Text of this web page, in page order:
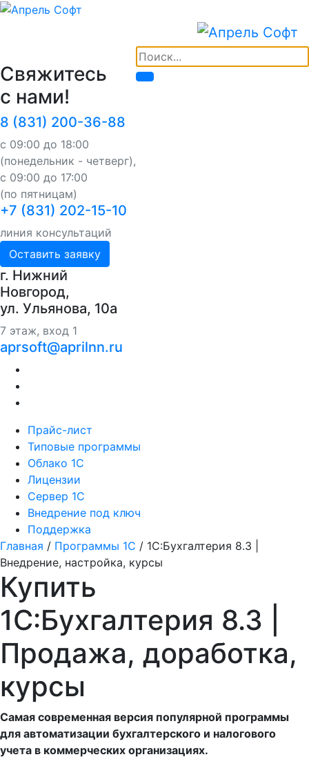
Свяжитесь
с нами!
8 (831) 200-36-88
с 09:00 до 18:00
(понедельник - четверг),
с 09:00 до 17:00
(по пятницам)
+7 (831) 202-15-10
линия консультаций
Оставить заявку
г. Нижний
Новгород,
ул. Ульянова, 10a
7 этаж, вход 1
aprsoft@aprilnn.ru
Прайс-лист
Типовые программы
Облако 1С
Лицензии
Сервер 1С
Внедрение под ключ
Поддержка
Главная / Программы 1С / 1С:Бухгалтерия 8.3 |
Внедрение, настройка, курсы
Купить
1С:Бухгалтерия 8.3 |
Продажа, доработка,
курсы
Самая современная версия популярной программы
для автоматизации бухгалтерского и налогового
учета в коммерческих организациях.